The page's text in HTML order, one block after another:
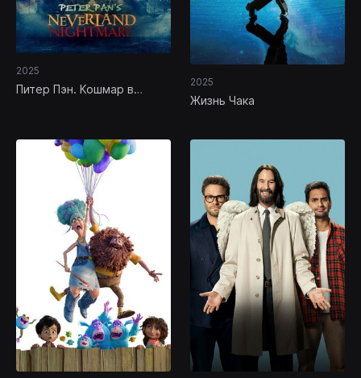
2025
Питер Пэн. Кошмар в
2025
Жизнь Чака